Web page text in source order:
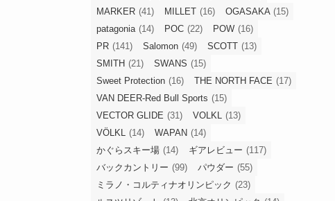
MARKER (41) MILLET (16) OGASAKA (15)
patagonia (14) POC (22) POW (16)
PR (141) Salomon (49) SCOTT (13)
SMITH (21) SWANS (15)
Sweet Protection (16) THE NORTH FACE (17)
VAN DEER-Red Bull Sports (15)
VECTOR GLIDE (31) VOLKL (13)
VÖLKL (14) WAPAN (14)
かぐらスキー場 (14) ギアレビュー (117)
バックカントリー (99) パウダー (55)
ミラノ・コルティナオリンピック (23)